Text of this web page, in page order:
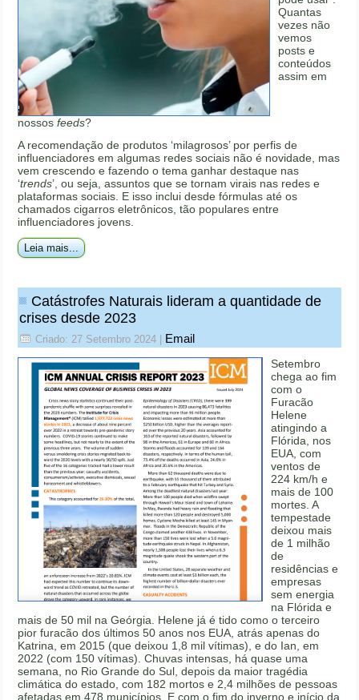
Quantas
vezes não
vemos
posts e
conteúdos
assim em
nossosfeeds?
A recomendação de produtos ‘milagrosos’ por perfis de
influenciadores em algumas redes sociais não é novidade, mas
vem crescendo e fazendo o tema ganhar destaque nas
‘trends’, ou seja, assuntos que se tornam virais nas redes e
plataformas sociais. E isso inclui desde fórmulas até os
chamados cigarros eletrônicos, tão populares entre
influenciadores jovens.
Leia mais...
Catástrofes Naturais lideram a quantidade de
crises desde 2023
Criado: 27 Setembro 2024 Email
Setembro
chega ao fim
com o
Furacão
Helene
atingindo a
Flórida, nos
EUA, com
ventos de
224 km/h e
mais de 100
mortes. A
tempestade
deixou mais
de 1 milhão
de
residências e
empresas
sem energia
na Flórida e
mais de 50 mil na Geórgia. Helene já é tido como o terceiro
pior furacão dos últimos 50 anos nos EUA, atrás apenas do
Katrina, em 2015 (que deixou 1,8 mil vítimas), e do Ian, em
2022 (com 150 vítimas). Chuvas intensas, há quase uma
semana, no Rio Grande do Sul, depois da maior tragédia
climática do estado, com 182 mortos e 2,4 milhões de pessoas
afetadas em 478 municípios. E com o fim do inverno e início da